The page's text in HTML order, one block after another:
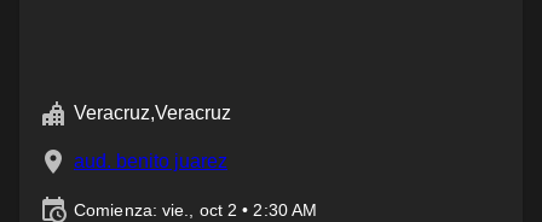
Veracruz,Veracruz
aud. benito juarez
Comienza: vie., oct 2 • 2:30 AM